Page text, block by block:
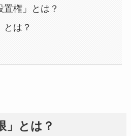
置権」とは？
とは？
」とは？